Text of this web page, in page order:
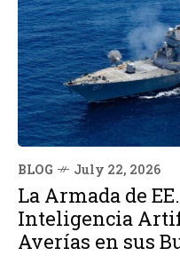
BLOG July 22, 2026
La Armada de
Inteligencia
Averías en sus